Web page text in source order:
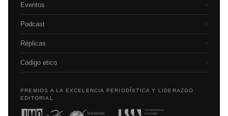
Eventos ›
Podcast ›
Réplicas ›
Código etico ›
PREMIOS A LA EXCELENCIA PERIODÍSTICA Y LIDERAZGO
EDITORIAL